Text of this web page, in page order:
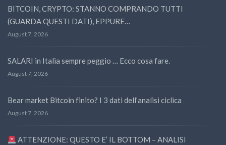
BITCOIN, CRYPTO: STANNO COMPRANDO TUTTI
(GUARDA QUESTI DATI), EPPURE…
August 7, 2026
SALARI in Italia sempre peggio … Ecco cosa fare.
August 7, 2026
Bear market Bitcoin finito? I 3 dati dell’analisi ciclica
August 7, 2026
ATTENZIONE: QUESTO E’ IL BOTTOM – ANALISI